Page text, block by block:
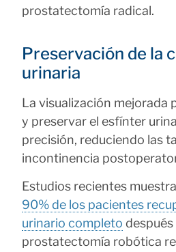
prostatectomía radical.
Preservación de la
urinaria
La visualización mejorada
y preservar el esfínter
precisión, reduciendo las
incontinencia
Estudios recientes
90% de los pacientes
urinario completo después
prostatectomía robótica